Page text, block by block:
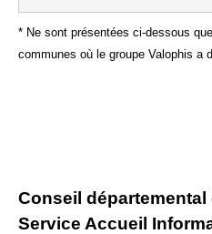
* Ne sont présentées ci-dessous
communes où le groupe Valophis a
Conseil départemental
Service Accueil